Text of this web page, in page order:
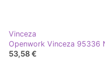
Vinceza
Openwork Vinceza 95336
53,58 €